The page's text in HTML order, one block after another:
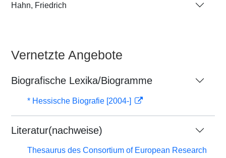
Hahn, Friedrich
Vernetzte Angebote
Biografische Lexika/Biogramme
* Hessische Biografie [2004-]
Literatur(nachweise)
Thesaurus des Consortium of European Research